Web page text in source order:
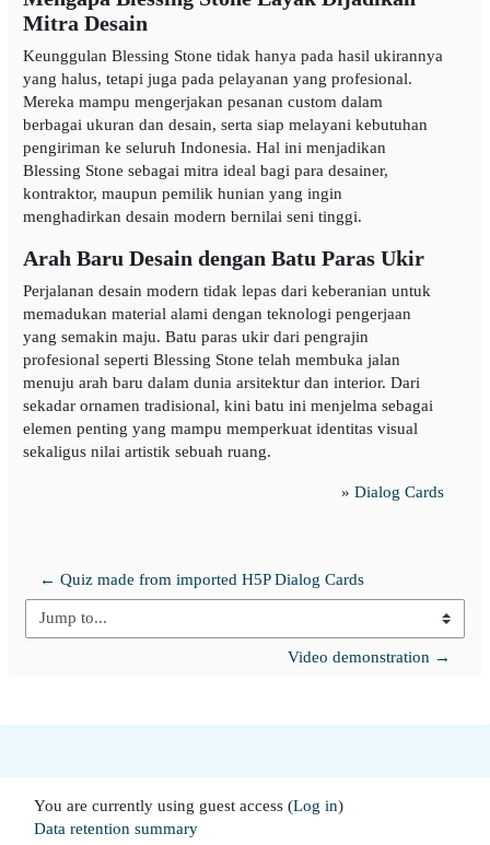
Mitra Desain
Keunggulan Blessing Stone tidak hanya pada hasil ukirannya
yang halus, tetapi juga pada pelayanan yang profesional.
Mereka mampu mengerjakan pesanan custom dalam
berbagai ukuran dan desain, serta siap melayani kebutuhan
pengiriman ke seluruh Indonesia. Hal ini menjadikan
Blessing Stone sebagai mitra ideal bagi para desainer,
kontraktor, maupun pemilik hunian yang ingin
menghadirkan desain modern bernilai seni tinggi.
Arah Baru Desain dengan Batu Paras Ukir
Perjalanan desain modern tidak lepas dari keberanian untuk
memadukan material alami dengan teknologi pengerjaan
yang semakin maju. Batu paras ukir dari pengrajin
profesional seperti Blessing Stone telah membuka jalan
menuju arah baru dalam dunia arsitektur dan interior. Dari
sekadar ornamen tradisional, kini batu ini menjelma sebagai
elemen penting yang mampu memperkuat identitas visual
sekaligus nilai artistik sebuah ruang.
» Dialog Cards
← Quiz made from imported H5P Dialog Cards
Jump to...
Video demonstration →
You are currently using guest access (Log in)
Data retention summary